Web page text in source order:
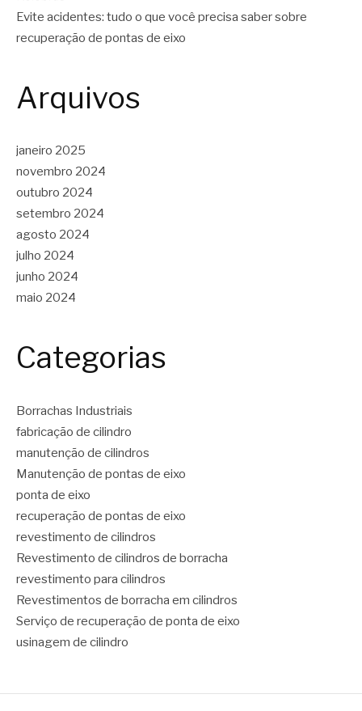
Evite acidentes: tudo o que você precisa saber sobre
recuperação de pontas de eixo
Arquivos
janeiro 2025
novembro 2024
outubro 2024
setembro 2024
agosto 2024
julho 2024
junho 2024
maio 2024
Categorias
Borrachas Industriais
fabricação de cilindro
manutenção de cilindros
Manutenção de pontas de eixo
ponta de eixo
recuperação de pontas de eixo
revestimento de cilindros
Revestimento de cilindros de borracha
revestimento para cilindros
Revestimentos de borracha em cilindros
Serviço de recuperação de ponta de eixo
usinagem de cilindro